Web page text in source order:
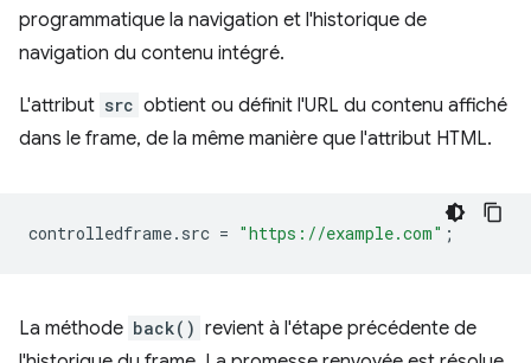
programmatique la navigation et l'historique de
navigation du contenu intégré.
L'attribut src obtient ou définit l'URL du contenu affiché
dans le frame, de la même manière que l'attribut HTML.
controlledframe. src = "https://example.com" ;
La méthode back() revient à l'étape précédente de